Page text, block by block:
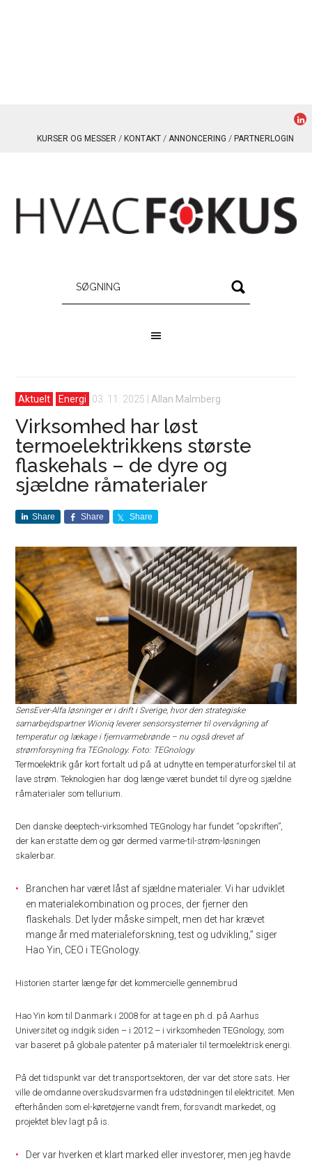
KURSER OG MESSER KONTAKT ANNONCERING PARTNERLOGIN
Aktuelt Energi 03. 11. 2025 Allan Malmberg
Virksomhed har løst
termoelektrikkens største
flaskehals – de dyre og
sjældne råmaterialer
Share Share Share
SensEver-Alfa løsninger er i drift i Sverige, hvor den strategiske
samarbejdspartner Wioniq leverer sensorsystemer til overvågning af
temperatur og lækage i fjernvarmebrønde – nu også drevet af
strømforsyning fra TEGnology. Foto: TEGnology
Termoelektrik går kort fortalt ud på at udnytte en temperaturforskel til at
lave strøm. Teknologien har dog længe været bundet til dyre og sjældne
råmaterialer som tellurium.
Den danske deeptech-virksomhed TEGnology har fundet “opskriften”,
der kan erstatte dem og gør dermed varme-til-strøm-løsningen
skalerbar.
Branchen har været låst af sjældne materialer. Vi har udviklet
en materialekombination og proces, der fjerner den
flaskehals. Det lyder måske simpelt, men det har krævet
mange år med materialeforskning, test og udvikling,” siger
Hao Yin, CEO i TEGnology.
Historien starter længe før det kommercielle gennembrud
Hao Yin kom til Danmark i 2008 for at tage en ph.d. på Aarhus
Universitet og indgik siden – i 2012 – i virksomheden TEGnology, som
var baseret på globale patenter på materialer til termoelektrisk energi.
På det tidspunkt var det transportsektoren, der var det store sats. Her
ville de omdanne overskudsvarmen fra udstødningen til elektricitet. Men
efterhånden som el-køretøjerne vandt frem, forsvandt markedet, og
projektet blev lagt på is.
Der var hverken et klart marked eller investorer, men jeg havde